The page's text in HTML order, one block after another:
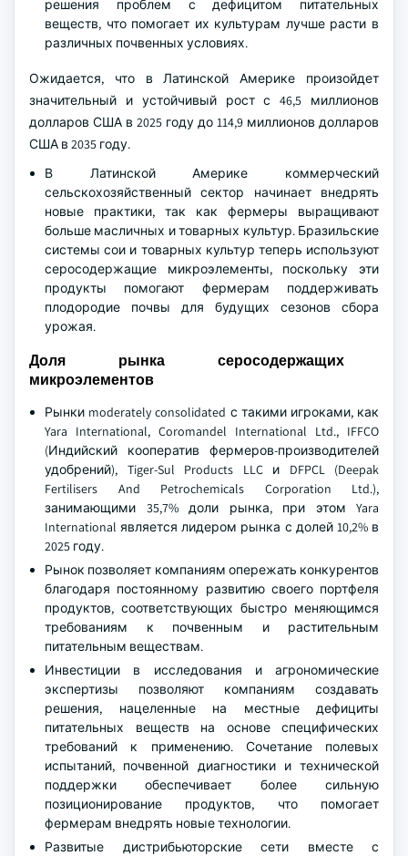
решения проблем с дефицитом питательных
веществ, что помогает их культурам лучше расти в
различных почвенных условиях.
Ожидается, что в Латинской Америке произойдет
значительный и устойчивый рост с 46,5 миллионов
долларов США в 2025 году до 114,9 миллионов долларов
США в 2035 году.
В Латинской Америке коммерческий
сельскохозяйственный сектор начинает внедрять
новые практики, так как фермеры выращивают
больше масличных и товарных культур. Бразильские
системы сои и товарных культур теперь используют
серосодержащие микроэлементы, поскольку эти
продукты помогают фермерам поддерживать
плодородие почвы для будущих сезонов сбора
урожая.
Доля рынка серосодержащих
микроэлементов
Рынки moderately consolidated с такими игроками, как
Yara International, Coromandel International Ltd., IFFCO
(Индийский кооператив фермеров-производителей
удобрений), Tiger-Sul Products LLC и DFPCL (Deepak
Fertilisers And Petrochemicals Corporation Ltd.),
занимающими 35,7% доли рынка, при этом Yara
International является лидером рынка с долей 10,2% в
2025 году.
Рынок позволяет компаниям опережать конкурентов
благодаря постоянному развитию своего портфеля
продуктов, соответствующих быстро меняющимся
требованиям к почвенным и растительным
питательным веществам.
Инвестиции в исследования и агрономические
экспертизы позволяют компаниям создавать
решения, нацеленные на местные дефициты
питательных веществ на основе специфических
требований к применению. Сочетание полевых
испытаний, почвенной диагностики и технической
поддержки обеспечивает более сильную
позиционирование продуктов, что помогает
фермерам внедрять новые технологии.
Развитые дистрибьюторские сети вместе с